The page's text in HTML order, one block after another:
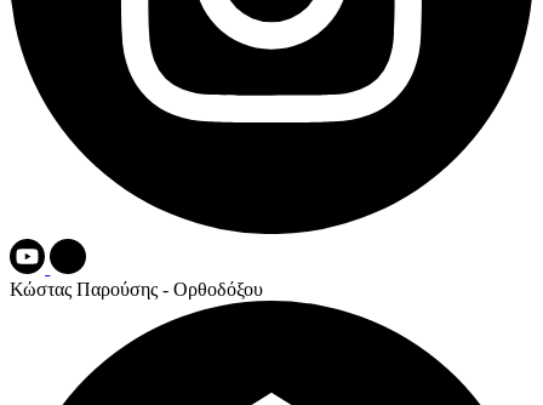
Κώστας Παρούσης - Ορθοδόξου